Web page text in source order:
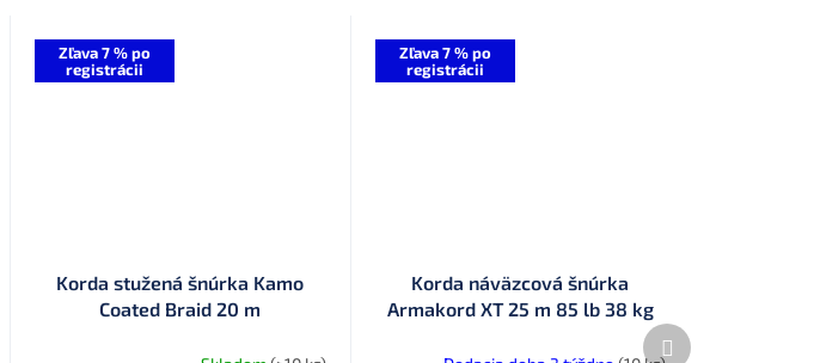
Zľava 7 % po
registrácii
Korda stužená šnúrka Kamo
Coated Braid 20 m
Zľava 7 % po
registrácii
Korda náväzcová šnúrka
Armakord XT 25 m 85 lb 38 kg
Ďalší
produkt